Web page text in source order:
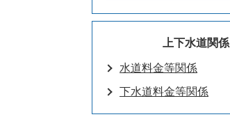
上下水道関係
水道料金等関係
下水道料金等関係